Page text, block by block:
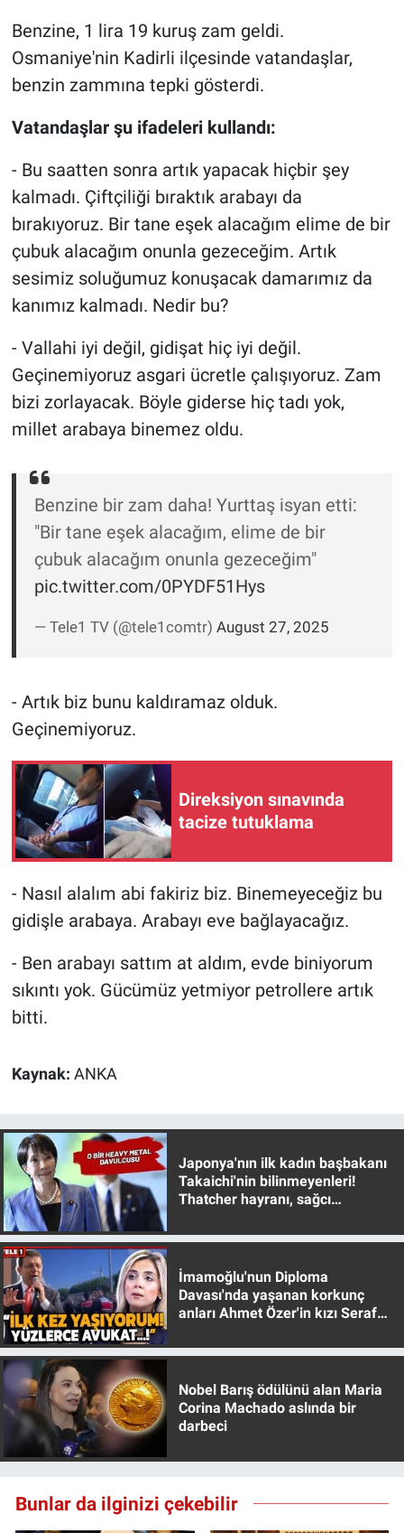
Benzine, 1 lira 19 kuruş zam geldi.
Osmaniye'nin Kadirli ilçesinde vatandaşlar,
benzin zammına tepki gösterdi.
Vatandaşlar şu ifadeleri kullandı:
- Bu saatten sonra artık yapacak hiçbir şey
kalmadı. Çiftçiliği bıraktık arabayı da
bırakıyoruz. Bir tane eşek alacağım elime de bir
çubuk alacağım onunla gezeceğim. Artık
sesimiz soluğumuz konuşacak damarımız da
kanımız kalmadı. Nedir bu?
- Vallahi iyi değil, gidişat hiç iyi değil.
Geçinemiyoruz asgari ücretle çalışıyoruz. Zam
bizi zorlayacak. Böyle giderse hiç tadı yok,
millet arabaya binemez oldu.
Benzine bir zam daha! Yurttaş isyan etti:
"Bir tane eşek alacağım, elime de bir
çubuk alacağım onunla gezeceğim"
pic.twitter.com/0PYDF51Hys
— Tele1 TV (@tele1comtr) August 27, 2025
- Artık biz bunu kaldıramaz olduk.
Geçinemiyoruz.
Direksiyon sınavında
tacize tutuklama
- Nasıl alalım abi fakiriz biz. Binemeyeceğiz bu
gidişle arabaya. Arabayı eve bağlayacağız.
- Ben arabayı sattım at aldım, evde biniyorum
sıkıntı yok. Gücümüz yetmiyor petrollere artık
bitti.
Kaynak: ANKA
Japonya'nın ilk kadın başbakanı
Takaichi'nin bilinmeyenleri!
Thatcher hayranı, sağcı
İmamoğlu'nun Diploma
Davası'nda yaşanan korkunç
anları Ahmet Özer'in kızı Seraf
Nobel Barış ödülünü alan Maria
Corina Machado aslında bir
darbeci
Bunlar da ilginizi çekebilir
Haber
İlan
Kimdir
Koronavirüs
Kültür Sanat
Ne demişti
Popüler
Programlar
Spor
Teknoloji
Yerel Gündem
Yerel Yaşam
Canlı Yayın